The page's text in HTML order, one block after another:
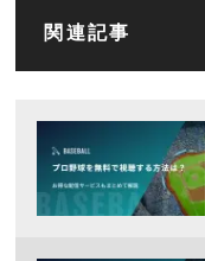
関連記事